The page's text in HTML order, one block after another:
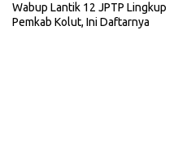
Wabup Lantik 12 JPTP Lingkup
Pemkab Kolut, Ini Daftarnya